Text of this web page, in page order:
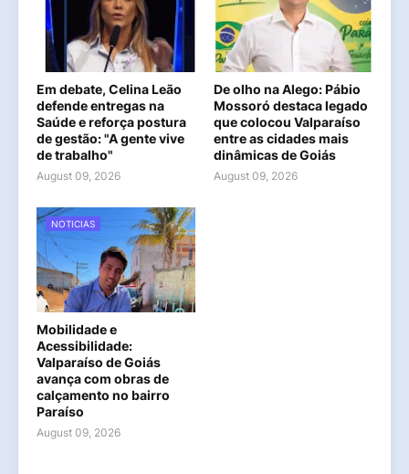
Em debate, Celina Leão
defende entregas na
Saúde e reforça postura
de gestão: "A gente vive
de trabalho"
August 09, 2026
De olho na Alego: Pábio
Mossoró destaca legado
que colocou Valparaíso
entre as cidades mais
dinâmicas de Goiás
August 09, 2026
NOTICIAS
Mobilidade e
Acessibilidade:
Valparaíso de Goiás
avança com obras de
calçamento no bairro
Paraíso
August 09, 2026